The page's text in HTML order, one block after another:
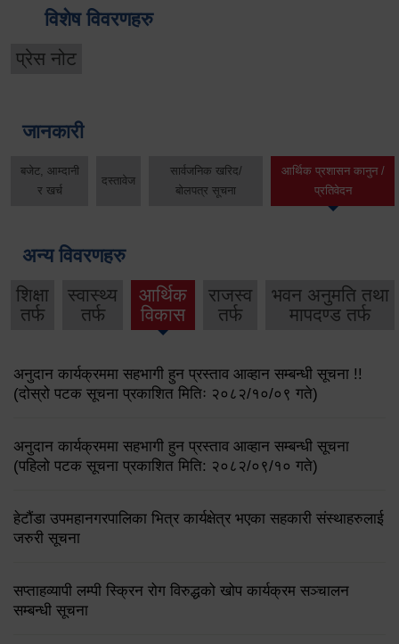
विशेष विवरणहरु
प्रेस नोट
जानकारी
बजेट, आम्दानी
र खर्च
दस्तावेज
सार्वजनिक खरिद/
बोलपत्र सूचना
आर्थिक प्रशासन कानुन /
प्रतिवेदन
अन्य विवरणहरु
शिक्षा
तर्फ
स्वास्थ्य
तर्फ
आर्थिक
विकास
राजस्व
तर्फ
भवन अनुमति तथा
मापदण्ड तर्फ
अनुदान कार्यक्रममा सहभागी हुन प्रस्ताव आव्हान सम्बन्धी सूचना !!
(दोस्रो पटक सूचना प्रकाशित मितिः २०८२/१०/०९ गते)
अनुदान कार्यक्रममा सहभागी हुन प्रस्ताव आव्हान सम्बन्धी सूचना
(पहिलो पटक सूचना प्रकाशित मिति: २०८२/०९/१० गते)
हेटौंडा उपमहानगरपालिका भित्र कार्यक्षेत्र भएका सहकारी संस्थाहरुलाई
जरुरी सूचना
सप्ताहव्यापी लम्पी स्क्रिन रोग विरुद्धको खोप कार्यक्रम सञ्चालन
सम्बन्धी सूचना